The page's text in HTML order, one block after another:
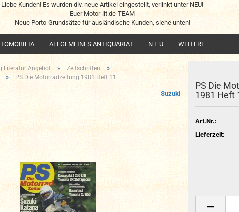
Liebe Kunden! Es wurden div. neue Artikel eingestellt, verlinkt unter NEU!
Euer Motor-lit.de-TEAM
Neue Porto-Grundsätze für ausländische Kunden, siehe unten!
ALLGEMEINES ANTIQUARIAT N E U WEITERE
Literatur Angebot » Zeitschriften »
» PS Die Motorradzeitung 1981 Heft 11
Suzuki
PS Die
1981 Heft
Art.Nr.:
Lieferzeit: